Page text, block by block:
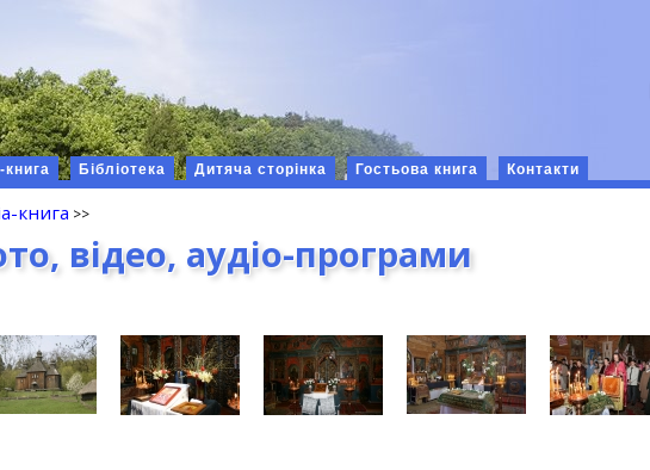
книга Бібліотека Дитяча сторінка Гостьова книга Контакти
книга
відео, аудіо-програми